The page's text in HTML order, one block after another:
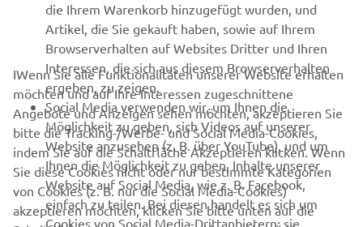
NEWSLETTER
Erfahre als Erster von den neuesten Angeboten,
Sonderveranstaltungen, Neuerscheinungen und vielem mehr.
ABONNIEREN
Lesen Sie unsere Datenschutzrichtlinie, um zu erfahren, wie wir
Ihre persönlichen Daten verarbeiten: Datenschutzerklärung.
die Ihrem Warenkorb hinzugefügt wurden, und
Artikel, die Sie gekauft haben, sowie auf Ihrem
Browserverhalten auf Websites Dritter und Ihren
Interessen, die sich aus diesem Browserverhalten
ergeben, zu zeigen.
Social Media verwenden wir, um Ihnen die
Möglichkeit zu geben, sich Videos auf unserer
Website anzusehen (z. B. über YouTube), und um
Ihnen die Möglichkeit zu geben, Inhalte unserer
Website auf Social Media, wie z. B. Facebook,
einfach zu teilen. Bei diesen handelt es sich um
Cookies von Social Media-Drittanbietern; sie
IWenn Sie alle Funktionalitäten unserer Website erhalten
möchten und auf Ihre Interessen zugeschnittene
Angebote und Anzeigen sehen möchten, akzeptieren Sie
bitte die Tracking-/Werbe- und Social Media-Cookies,
indem Sie auf die Schaltfläche Akzeptieren klicken. Wenn
Sie diese Cookies nicht oder nur bestimmte Kategorien
von Cookies (z. B. nur die Social Media-Cookies)
akzeptieren möchten, klicken Sie bitte unten auf die